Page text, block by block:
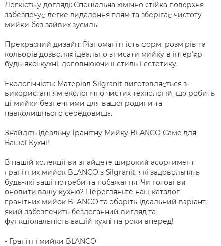
Легкість у догляді: Спеціальна хімічно стійка поверхня
забезпечує легке видалення плям та зберігає чистоту
мийки без зайвих зусиль.
Прекрасний дизайн: Різноманітність форм, розмірів та
кольорів дозволяє ідеально вписати мийку в інтер’єр
будь-якої кухні, доповнюючи її стиль і естетику.
Екологічність: Матеріал Silgranit виготовляється з
використанням екологічно чистих технологій, що робить
ці мийки безпечними для вашої родини та
навколишнього середовища.
Знайдіть Ідеальну Гранітну Мийку BLANCO Саме для
Вашої Кухні!
В нашій колекції ви знайдете широкий асортимент
гранітних мийок BLANCO з Silgranit, які задовольнять
будь-які ваші потреби та побажання. Чи готові ви
оновити вашу кухню? Перегляньте наш каталог
гранітних мийок BLANCO та оберіть ідеальний варіант,
який забезпечить бездоганний вигляд та
функціональність вашій кухні на роки вперед!
- Гранітні мийки BLANCO